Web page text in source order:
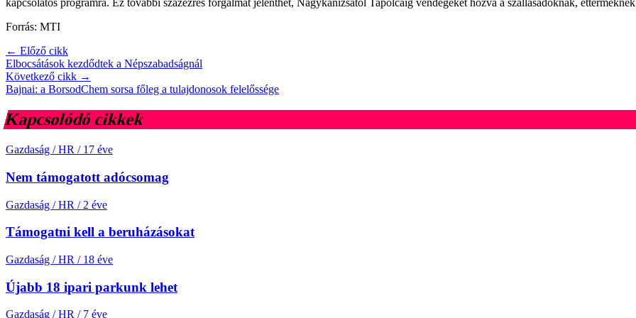
kapcsolatos programra. Ez további százezres forgalmat jelenthet, Nagykanizsától Tapolcáig vendégeket hozva a szállásadóknak,
Forrás: MTI
← Előző cikk
Elbocsátások kezdődtek a Népszabadságnál
Következő cikk →
Bajnai: a BorsodChem sorsa főleg a tulajdonosok felelőssége
Kapcsolódó cikkek
Gazdaság / HR / 17 éve
Nem támogatott adócsomag
Gazdaság / HR / 2 éve
Támogatni kell a beruházásokat
Gazdaság / HR / 18 éve
Újabb 18 ipari parkunk lehet
Gazdaság / HR / 7 éve